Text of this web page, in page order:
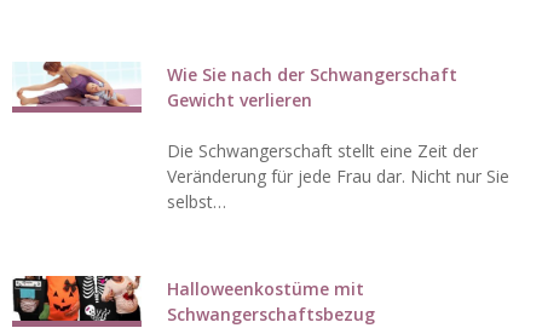
Wie Sie nach der Schwangerschaft
Gewicht verlieren
Die Schwangerschaft stellt eine Zeit der
Veränderung für jede Frau dar. Nicht nur Sie
selbst…
Halloweenkostüme mit
Schwangerschaftsbezug